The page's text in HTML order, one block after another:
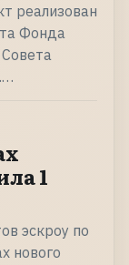
реализован
Фонда
1
эскроу по
нового